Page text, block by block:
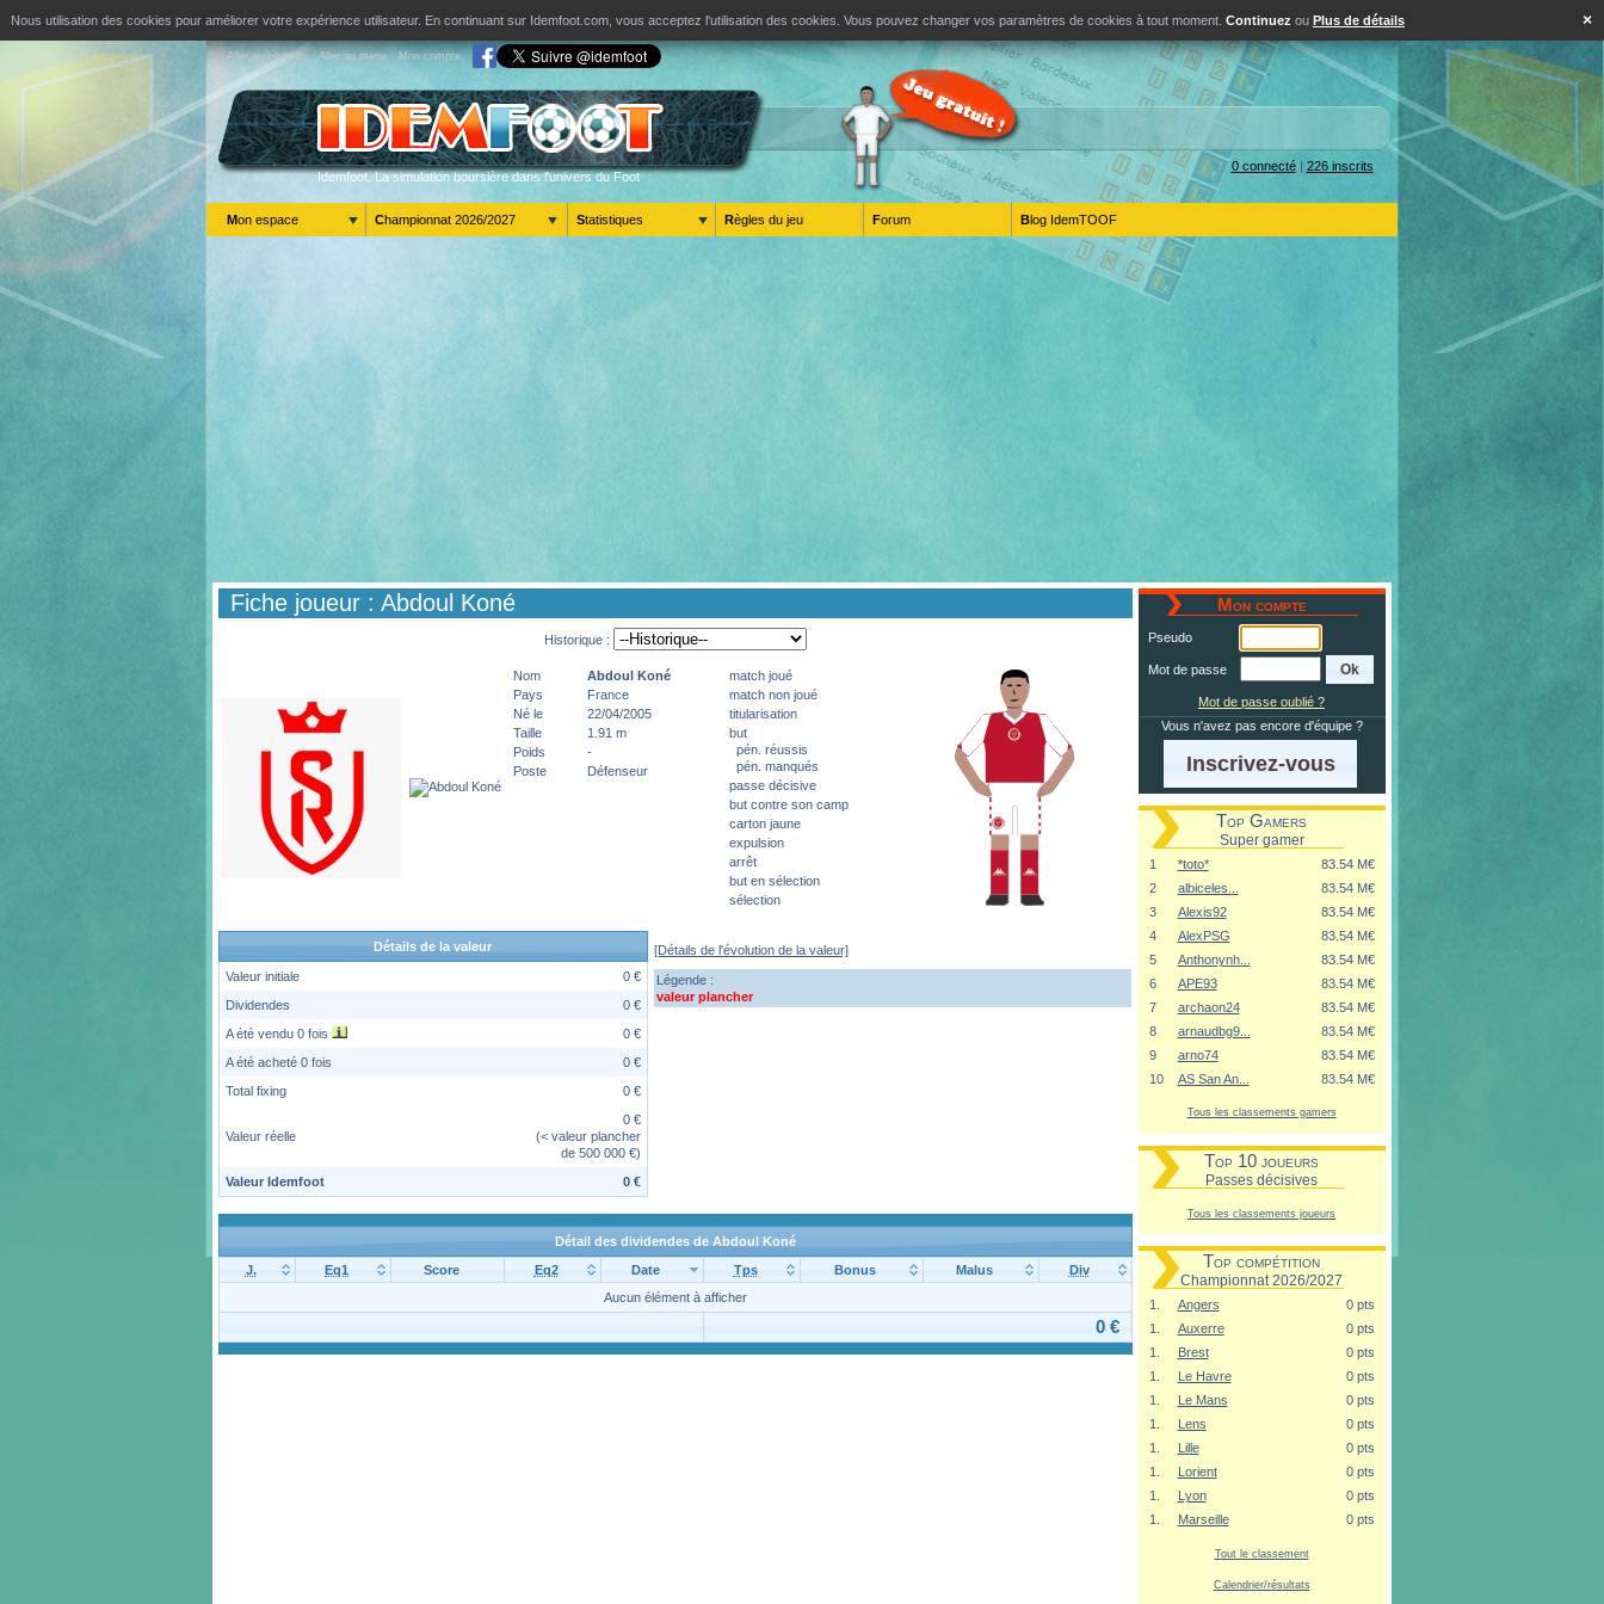
×
Nous utilisation des cookies pour améliorer votre expérience utilisateur. En continuant sur Idemfoot.com, vous acceptez l'utilisation des cookies. Vous pouvez changer vos paramètres de cookies à tout moment. Continuez ou Plus de détails
Aller au contenu Aller au menu Mon compte
Idemfoot. La simulation boursière dans l'univers du Foot
0 connecté| 226 inscrits
Mon espace Championnat 2026/2027 Statistiques Règles du jeu Forum Blog IdemTOOF
Fiche joueur : Abdoul Koné
Historique :
Nom Abdoul Koné
Pays
France
Né le
22/04/2005
Taille
1.91 m
Poids
-
Poste
Défenseur
match joué
match non joué
titularisation
but
pén. réussis
pén. manqués
passe décisive
but contre son camp
carton jaune
expulsion
arrêt
but en sélection
sélection
Détails de la valeur
Valeur initiale
0 €
Dividendes
0 €
A été vendu 0 fois
0 €
A été acheté 0 fois
0 €
Total fixing
0 €
Valeur réelle
0 €
(< valeur plancher
de 500 000 €)
Valeur Idemfoot
0 €
[Détails de l'évolution de la valeur]
Légende :
valeur plancher
Détail des dividendes de Abdoul Koné
J.
Eq1 Score Eq2 Date Tps Bonus Malus Div
0 €
Aucun élément à afficher
Mon compte
Pseudo
Mot de passe
Mot de passe oublié ?
Vous n'avez pas encore d'équipe ?
Inscrivez-vous
Top Gamers
Super gamer
1 *toto*
83.54 M€
2
albiceles...
83.54 M€
3
Alexis92
83.54 M€
4
AlexPSG
83.54 M€
5
Anthonynh...
83.54 M€
6
APE93
83.54 M€
7
archaon24
83.54 M€
8
arnaudbg9...
83.54 M€
9
arno74
83.54 M€
10
AS San An... 83.54 M€
Tous les classements gamers
Top 10 joueurs
Passes décisives
Tous les classements joueurs
Top compétition
Championnat 2026/2027
1. Angers
0 pts
1.
Auxerre
0 pts
1.
Brest
0 pts
1.
Le Havre
0 pts
1.
Le Mans
0 pts
1.
Lens
0 pts
1.
Lille
0 pts
1.
Lorient
0 pts
1.
Lyon
0 pts
1.
Marseille 0 pts
Tout le classement
Calendrier/résultats